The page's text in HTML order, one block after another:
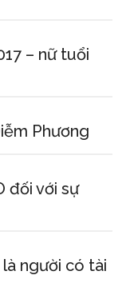
– nữ tuổi
Phương
đối với sự
người có tài